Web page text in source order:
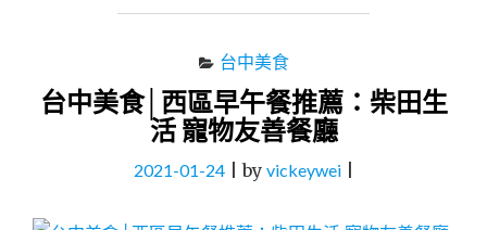
台中美食
台中美食│西區早午餐推薦：柴田生
活 寵物友善餐廳
2021-01-24|by vickeywei|